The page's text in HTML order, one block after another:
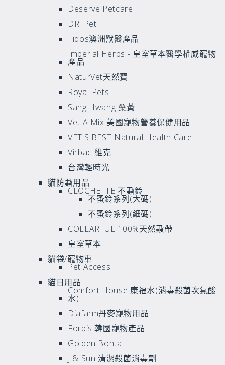
Deserve Petcare
DR. Pet
Fidos澳洲獸醫產品
Imperial Herbs - 皇室草本醫學權威寵物
產品
NaturVet天然寶
Royal-Pets
Sang Hwang 桑黃
Vet A Mix 美國寵物營養保健用品
VET'S BEST Natural Health Care
Virbac-維克
台灣輕時光
貓防蝨用品
CLOCHETTE 不蝨鈴
不蚤鈴系列(大碼)
不蚤鈴系列(細碼)
COLLARFUL 100%天然蝨帶
皇室草本
貓袋/寵物車
Pet Access
貓日用品
Comfort House 康福水(消毒殺菌次氯酸
水)
Diafarm丹麥寵物用品
Forbis 韓國寵物產品
Golden Bonta
J & Sun 清潔殺菌消毒劑